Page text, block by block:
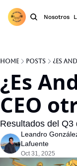
Nosotros
Home Posts ¿Es
¿Es
CEO
Resultados del Q3
Leandro
Lafuente
Oct 31, 2025